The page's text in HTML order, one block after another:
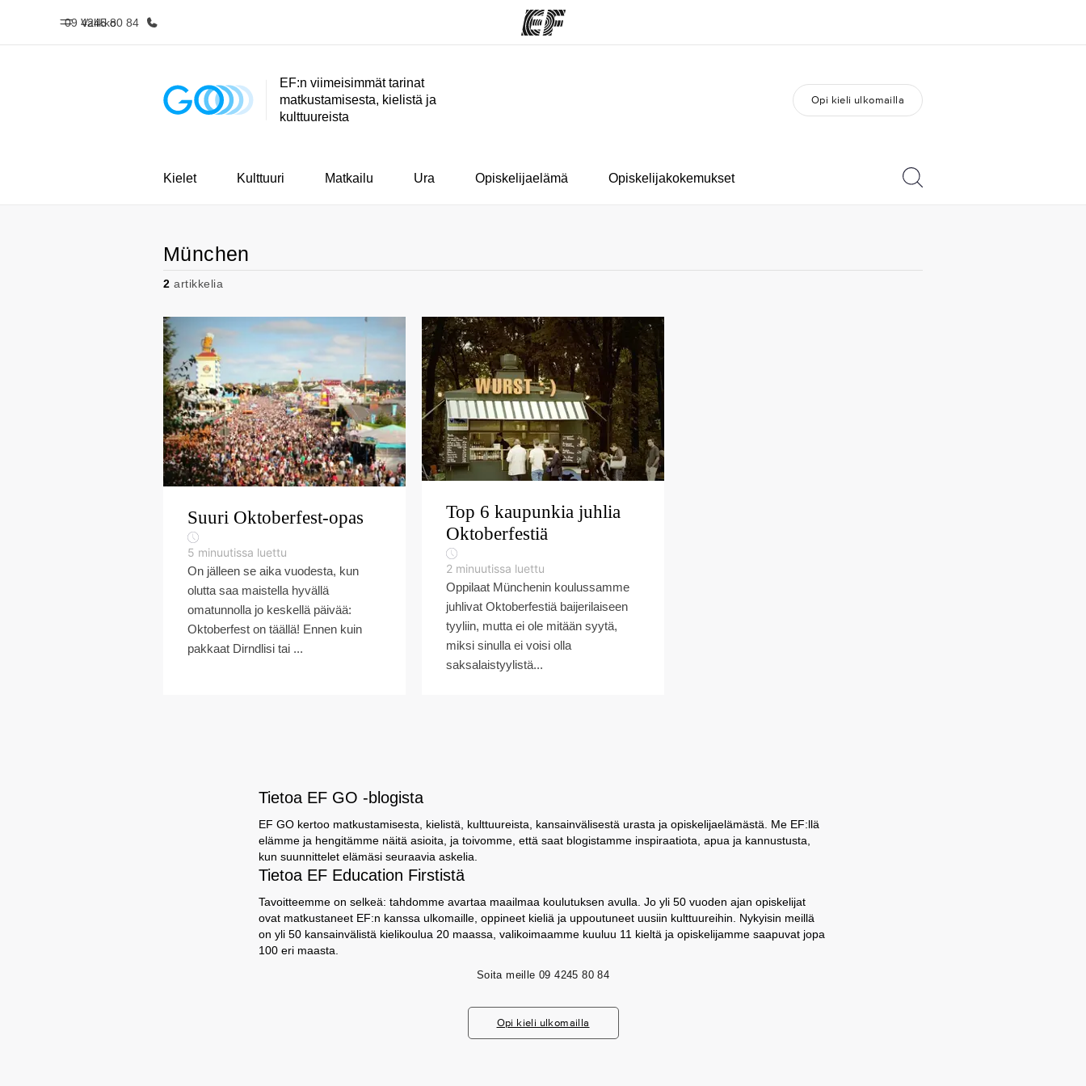
Valikko
09 4245 80 84
Koti Kaikki EF-ohjelmat
Katso mitä kaikkea
Työpaikat EF:llä
EF:n viimeisimmät tarinat
matkustamisesta, kielistä ja
kulttuureista
Opi kieli ulkomailla
Kielet Kulttuuri Matkailu Ura Opiskelijaelämä Opiskelijakokemukset
München
2 artikkelia
Suuri Oktoberfest-opas
5 minuutissa luettu
On jälleen se aika vuodesta, kun
olutta saa maistella hyvällä
omatunnolla jo keskellä päivää:
Oktoberfest on täällä! Ennen kuin
pakkaat Dirndlisi tai ...
Top 6 kaupunkia juhlia
Oktoberfestiä
2 minuutissa luettu
Oppilaat Münchenin koulussamme
juhlivat Oktoberfestiä baijerilaiseen
tyyliin, mutta ei ole mitään syytä,
miksi sinulla ei voisi olla
saksalaistyylistä...
Tietoa EF GO -blogista
EF GO kertoo matkustamisesta, kielistä, kulttuureista, kansainvälisestä urasta ja opiskelijaelämästä. Me EF:llä
elämme ja hengitämme näitä asioita, ja toivomme, että saat blogistamme inspiraatiota, apua ja kannustusta,
kun suunnittelet elämäsi seuraavia askelia.
Tietoa EF Education Firstistä
Tavoitteemme on selkeä: tahdomme avartaa maailmaa koulutuksen avulla. Jo yli 50 vuoden ajan opiskelijat
ovat matkustaneet EF:n kanssa ulkomaille, oppineet kieliä ja uppoutuneet uusiin kulttuureihin. Nykyisin meillä
on yli 50 kansainvälistä kielikoulua 20 maassa, valikoimaamme kuuluu 11 kieltä ja opiskelijamme saapuvat jopa
100 eri maasta.
Soita meille 09 4245 80 84
Opi kieli ulkomailla